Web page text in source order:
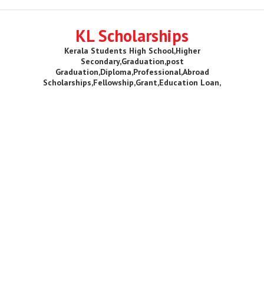
KL Scholarships
Kerala Students High School,Higher
Secondary,Graduation,post
Graduation,Diploma,Professional,Abroad
Scholarships,Fellowship,Grant,Education Loan,